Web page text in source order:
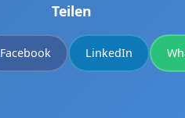
Teilen
Facebook LinkedIn